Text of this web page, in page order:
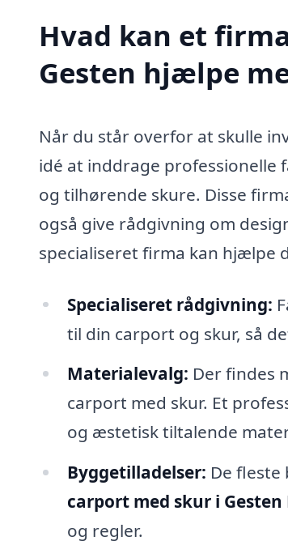
Hvad kan et
Gesten hjælpe
Når du står overfor at skulle
idé at inddrage professionelle
og tilhørende skure. Disse
også give rådgivning om
specialiseret firma kan hjælpe
Specialiseret rådgivning:
til din carport og skur, så
Materialevalg: Der findes
carport med skur. Et
og æstetisk tiltalende
Byggetilladelser: De
carport med skur i Gesten
og regler.